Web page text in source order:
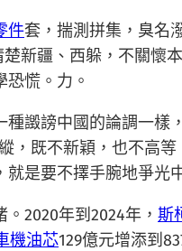
件套，揣測拼集，臭名
新疆、西躲，不關懷
慌。力。
譭謗中國的論調一樣
，既不新穎，也不高
就是要不擇手腕地爭光
2020年到2024年， 斯
機油芯129億元增添到